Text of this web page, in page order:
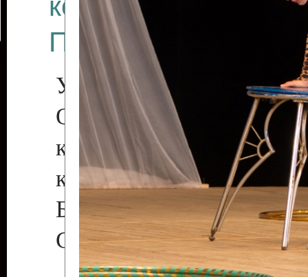
Приднестровского
Участники фестиваля:
Образцовый
коллектив
культуры с.
Бендеры ,
Светлана Георгиевна